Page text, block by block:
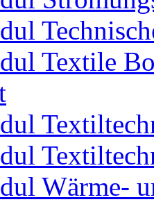
Textile
Wärme-